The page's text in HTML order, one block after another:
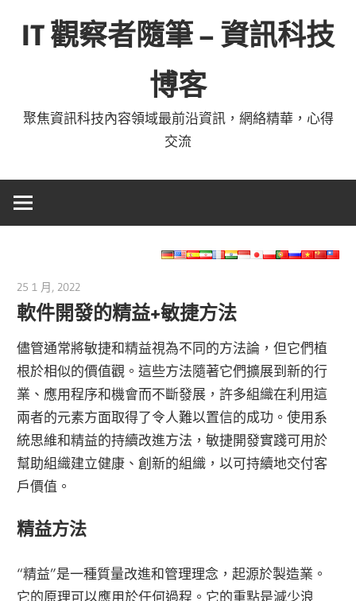
IT 觀察者隨筆 – 資訊科技
博客
聚焦資訊科技內容領域最前沿資訊，網絡精華，心得
交流
25 1 月, 2022
軟件開發的精益+敏捷方法
儘管通常將敏捷和精益視為不同的方法論，但它們植
根於相似的價值觀。這些方法隨著它們擴展到新的行
業、應用程序和機會而不斷發展，許多組織在利用這
兩者的元素方面取得了令人難以置信的成功。使用系
統思維和精益的持續改進方法，敏捷開發實踐可用於
幫助組織建立健康、創新的組織，以可持續地交付客
戶價值。
精益方法
“精益”是一種質量改進和管理理念，起源於製造業。
它的原理可以應用於任何過程。它的重點是減少浪